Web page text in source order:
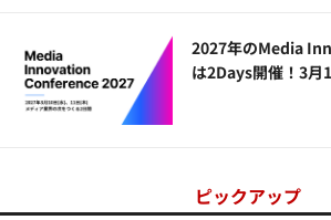
2027年のMedia
は2Days開催！3月
ピックアップ